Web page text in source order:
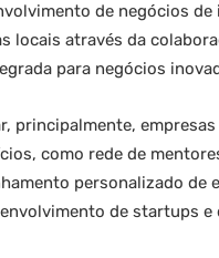
de negócios
através da
para negócios
principalmente,
como rede de
personalizado de
de startups e